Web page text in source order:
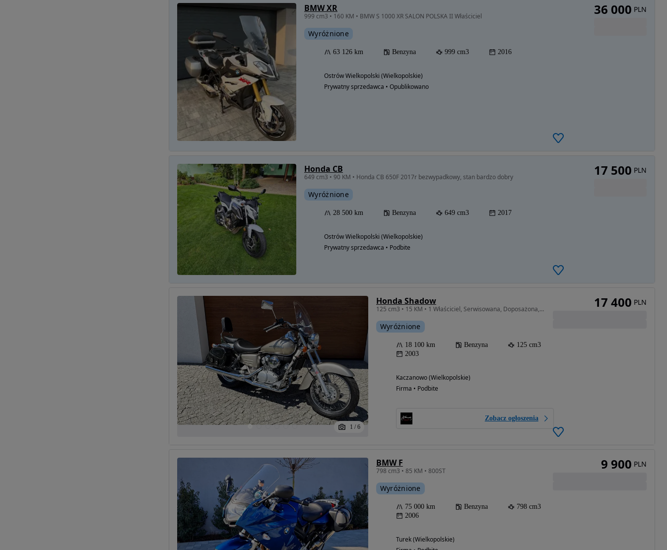
BMW XR
999 cm3 • 160 KM • BMW S 1000 XR SALON POLSKA II Właściciel
Wyróżnione
63 126 km Benzyna 999 cm3 2016
Ostrów Wielkopolski (Wielkopolskie)
Prywatny sprzedawca • Opublikowano
36 000 PLN
Honda CB
649 cm3 • 90 KM • Honda CB 650F 2017r bezwypadkowy, stan bardzo dobry
Wyróżnione
28 500 km Benzyna 649 cm3 2017
Ostrów Wielkopolski (Wielkopolskie)
Prywatny sprzedawca • Podbite
17 500 PLN
1 / 6
Honda Shadow
125 cm3 • 15 KM • 1 Właściciel, Serwisowana, Doposażona, Limitowana Wersja Transport Rat
Wyróżnione
18 100 km Benzyna
125 cm3
2003
Kaczanowo (Wielkopolskie)
Firma • Podbite
Zobacz ogłoszenia
17 400 PLN
BMW F
798 cm3 • 85 KM • 800ST
Wyróżnione
75 000 km Benzyna
798 cm3
2006
Turek (Wielkopolskie)
9 900 PLN